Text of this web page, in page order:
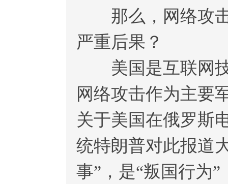
那么，网络攻击
严重后果？
美国是互联网技
网络攻击作为主要
关于美国在俄罗斯
统特朗普对此报道
事”，是“叛国行为